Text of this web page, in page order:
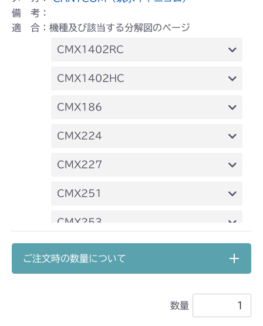
備 考：
適 合：機種及び該当する分解図のページ
CMX1402RC
フロントデフ FIG4 ナックル
CMX1402HC
フロントデフ FIG4 ナックル
CMX186
フロントデフ FIG4 ナックル
CMX224
フロントデフ FIG4 ナックル
CMX227
フロントデフ FIG4 ナックル
CMX251
フロントデフ FIG4 ナックル
CMX253
フロントデフ FIG4 ナックル
ご注文時の数量について
数量